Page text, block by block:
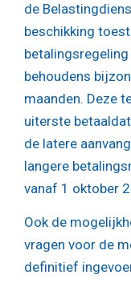
de
beschikking
behoudens
maanden. Deze
uiterste
de latere
langere
vanaf 1 oktober
Ook de
vragen voor de
definitief